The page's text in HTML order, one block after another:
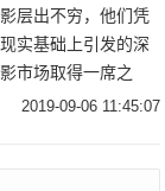
层出不穷，他们凭
实基础上引发的深
市场取得一席之
、《神秘巨星》在
2019-09-06 11:45:07